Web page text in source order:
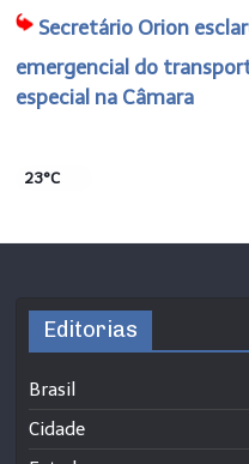
Secretário Orion
emergencial do
especial na Câmara
23°C
Editorias
Brasil
Cidade